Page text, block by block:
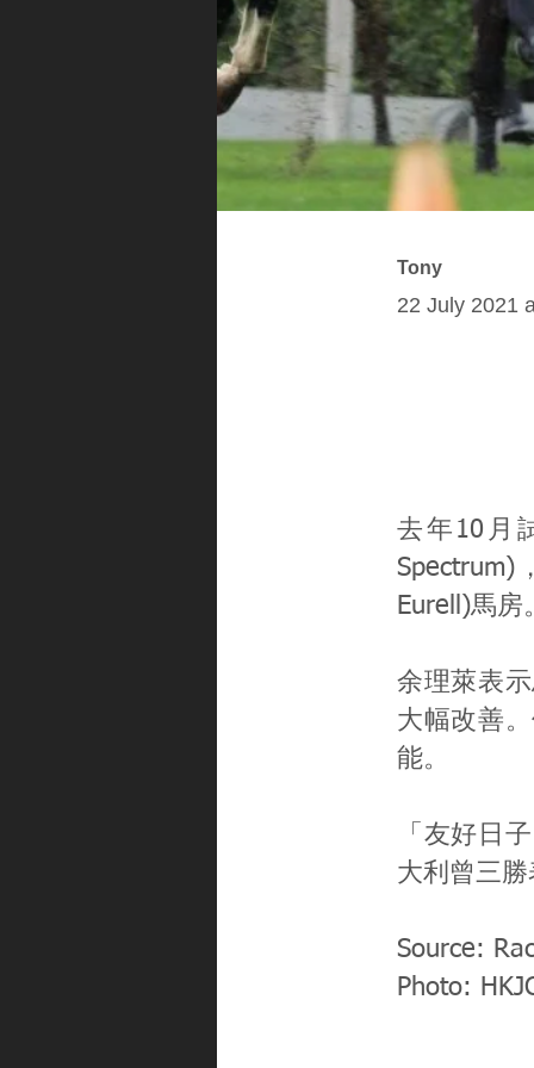
Tony
22 July 2021
去年10月
Spectrum)
Eurell)馬房
余理萊表
大幅改善
能。
「友好日
大利曾三
Source:
Photo: